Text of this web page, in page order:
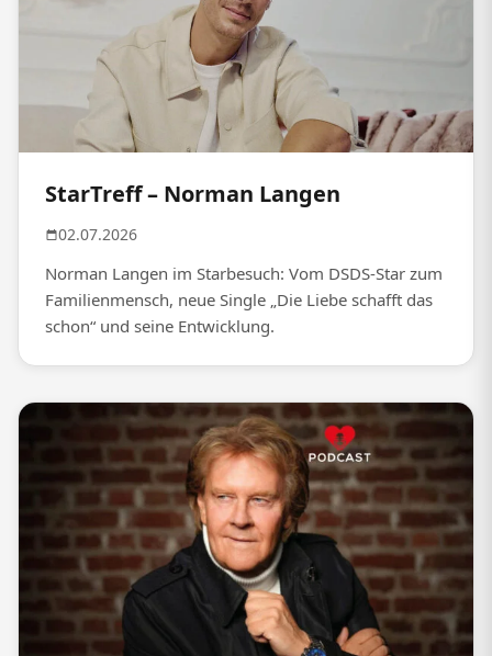
StarTreff – Norman Langen
02.07.2026
Norman Langen im Starbesuch: Vom DSDS-Star zum
Familienmensch, neue Single „Die Liebe schafft das
schon“ und seine Entwicklung.